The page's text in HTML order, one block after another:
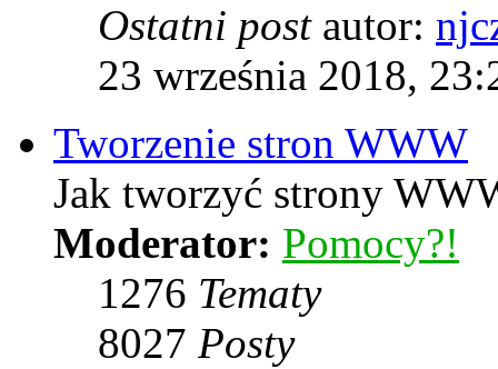
Ostatni postautor:
23 września 2018,
Tworzenie stron WWW
Jak tworzyć strony
Moderator: Pomocy?!
1276 Tematy
8027 Posty